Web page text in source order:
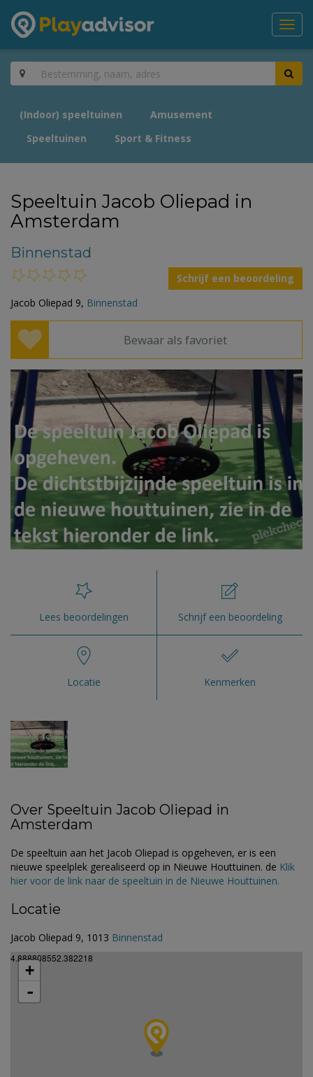
(Indoor) speeltuinen
Amusement
Speeltuinen
Sport & Fitness
Speeltuin Jacob Oliepad in
Amsterdam
Binnenstad
Schrijf een beoordeling
Jacob Oliepad 9, Binnenstad
Bewaar als favoriet
Lees beoordelingen Schrijf een beoordeling
Locatie Kenmerken
Over Speeltuin Jacob Oliepad in
Amsterdam
De speeltuin aan het Jacob Oliepad is opgeheven, er is een
nieuwe speelplek gerealiseerd op in Nieuwe Houttuinen. de Klik
hier voor de link naar de speeltuin in de Nieuwe Houttuinen.
Locatie
Jacob Oliepad 9, 1013 Binnenstad
4.888808552.382218
+
-